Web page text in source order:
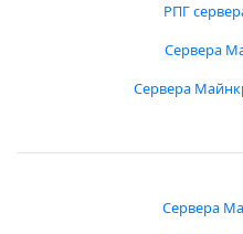
РПГ
Сервера
Сервера
Сервера